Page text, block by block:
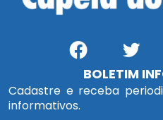
BOLETIM
Cadastre e receba
informativos.